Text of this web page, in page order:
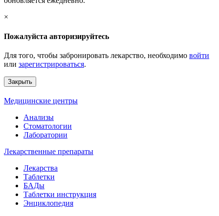
×
Пожалуйста авторизируйтесь
Для того, чтобы забронировать лекарство, необходимо войти
или зарегистрироваться.
Закрыть
Медицинские центры
Анализы
Стоматологии
Лаборатории
Лекарственные препараты
Лекарства
Таблетки
БАДы
Таблетки инструкция
Энциклопедия